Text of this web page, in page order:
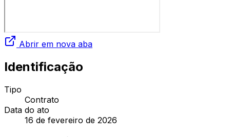
Abrir em nova aba
Identificação
Tipo
Contrato
Data do ato
16 de fevereiro de 2026